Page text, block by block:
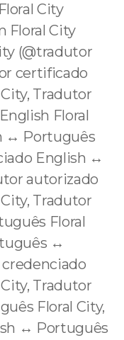
City
Floral City
(@tradutor
certificado
Tradutor
Floral
↔️ Português
English ↔️
autorizado
Tradutor
Floral
↔️
credenciado
Tradutor
Floral City,
↔️ Português